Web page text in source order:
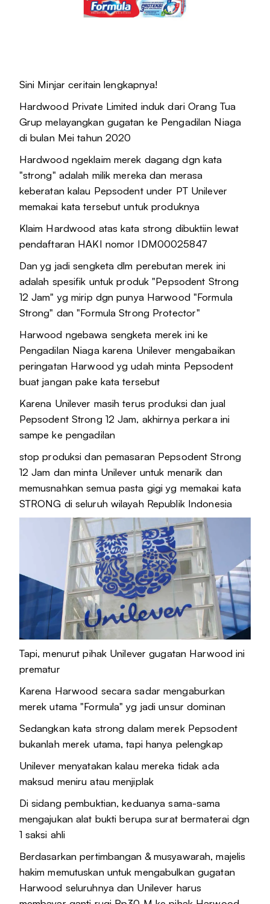
Sini Minjar ceritain lengkapnya!
Hardwood Private Limited induk dari Orang Tua
Grup melayangkan gugatan ke Pengadilan Niaga
di bulan Mei tahun 2020
Hardwood ngeklaim merek dagang dgn kata
"strong" adalah milik mereka dan merasa
keberatan kalau Pepsodent under PT Unilever
memakai kata tersebut untuk produknya
Klaim Hardwood atas kata strong dibuktiin lewat
pendaftaran HAKI nomor IDM00025847
Dan yg jadi sengketa dlm perebutan merek ini
adalah spesifik untuk produk "Pepsodent Strong
12 Jam" yg mirip dgn punya Harwood "Formula
Strong" dan "Formula Strong Protector"
Harwood ngebawa sengketa merek ini ke
Pengadilan Niaga karena Unilever mengabaikan
peringatan Harwood yg udah minta Pepsodent
buat jangan pake kata tersebut
Karena Unilever masih terus produksi dan jual
Pepsodent Strong 12 Jam, akhirnya perkara ini
sampe ke pengadilan
stop produksi dan pemasaran Pepsodent Strong
12 Jam dan minta Unilever untuk menarik dan
memusnahkan semua pasta gigi yg memakai kata
STRONG di seluruh wilayah Republik Indonesia
Tapi, menurut pihak Unilever gugatan Harwood ini
prematur
Karena Harwood secara sadar mengaburkan
merek utama "Formula" yg jadi unsur dominan
Sedangkan kata strong dalam merek Pepsodent
bukanlah merek utama, tapi hanya pelengkap
Unilever menyatakan kalau mereka tidak ada
maksud meniru atau menjiplak
Di sidang pembuktian, keduanya sama-sama
mengajukan alat bukti berupa surat bermaterai dgn
1 saksi ahli
Berdasarkan pertimbangan & musyawarah, majelis
hakim memutuskan untuk mengabulkan gugatan
Harwood seluruhnya dan Unilever harus